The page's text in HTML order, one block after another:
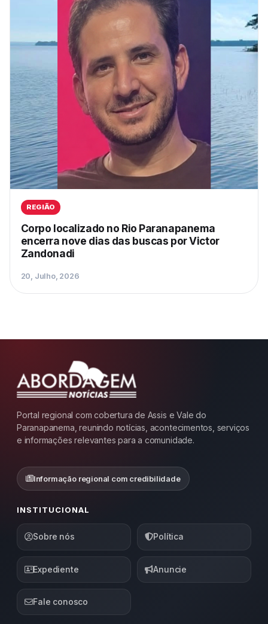
REGIÃO
Corpo localizado no Rio Paranapanema
encerra nove dias das buscas por Victor
Zandonadi
20, Julho, 2026
Portal regional com cobertura de Assis e Vale do
Paranapanema, reunindo notícias, acontecimentos, serviços
e informações relevantes para a comunidade.
Informação regional com credibilidade
INSTITUCIONAL
Sobre nós Política
Expediente Anuncie
Fale conosco